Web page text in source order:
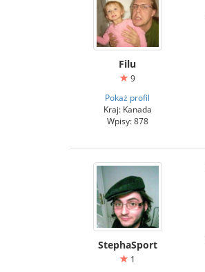
Filu
9
Pokaż profil
Kraj: Kanada
Wpisy: 878
StephaSport
1